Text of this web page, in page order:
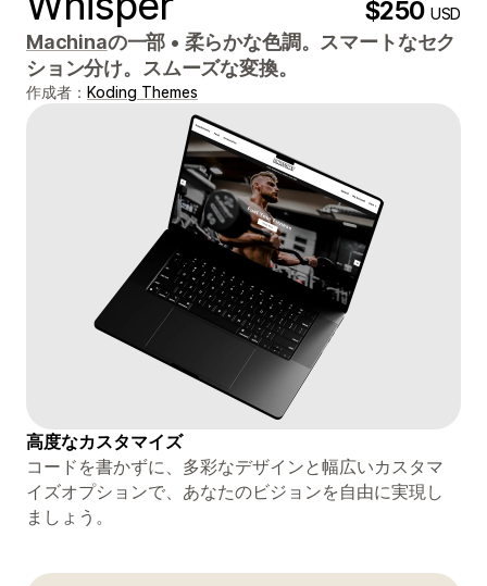
$250USD
Machinaの一部 • 柔らかな色調。スマートなセク
ション分け。スムーズな変換。
作成者： Koding Themes
高度なカスタマイズ
コードを書かずに、多彩なデザインと幅広いカスタマ
イズオプションで、あなたのビジョンを自由に実現し
ましょう。